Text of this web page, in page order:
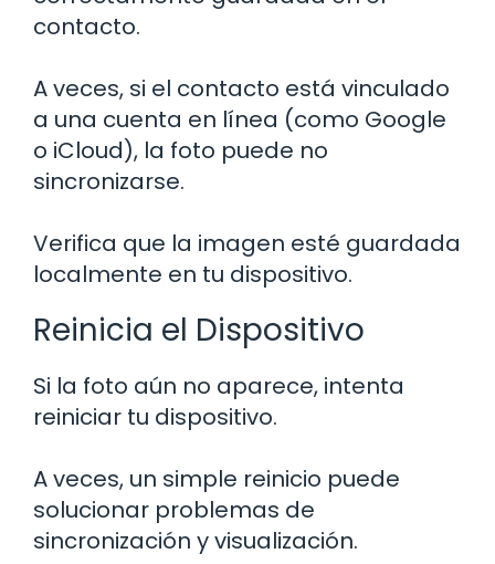
contacto.
A veces, si el contacto está vinculado
a una cuenta en línea (como Google
o iCloud), la foto puede no
sincronizarse.
Verifica que la imagen esté guardada
localmente en tu dispositivo.
Reinicia el Dispositivo
Si la foto aún no aparece, intenta
reiniciar tu dispositivo.
A veces, un simple reinicio puede
solucionar problemas de
sincronización y visualización.